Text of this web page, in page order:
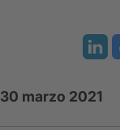
30 marzo 2021